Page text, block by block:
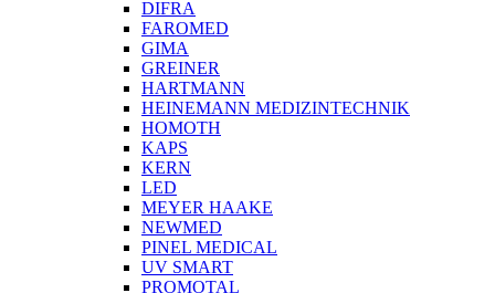
DIFRA
FAROMED
GIMA
GREINER
HARTMANN
HEINEMANN MEDIZINTECHNIK
HOMOTH
KAPS
KERN
LED
MEYER HAAKE
NEWMED
PINEL MEDICAL
UV SMART
PROMOTAL